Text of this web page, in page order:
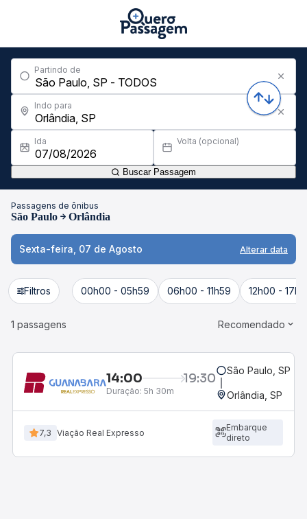
Partindo de
Indo para
Ida Volta (opcional)
Buscar Passagem
Passagens de ônibus
São Paulo Orlândia
Sexta-feira, 07 de Agosto Alterar data
Filtros 00h00 - 05h59 06h00 - 11h59 12h00 -
1 passagens Recomendado
14:00 19:30
Duração: 5h 30m
São Paulo, SP -
Orlândia, SP
7,3 Viação Real Expresso
Embarque
direto